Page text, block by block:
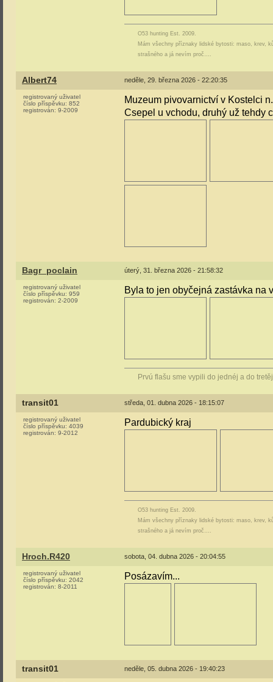
O53 hunting Est. 2009.
Mám všechny příznaky lidské bytosti: maso, krev,
strašného a já nevím proč….
Albert74 neděle, 29. března 2026 - 22:20:35
registrovaný uživatel
číslo příspěvku: 852
registrován: 9-2009
Muzeum pivovarnictví v Kostelci
Csepel u vchodu, druhý už tehdy
Bagr_poclain úterý, 31. března 2026 - 21:58:32
registrovaný uživatel
číslo příspěvku: 959
registrován: 2-2009
Byla to jen obyčejná zastávka na
Prvú flašu sme vypili do jednéj a do
transit01 středa, 01. dubna 2026 - 18:15:07
registrovaný uživatel
číslo příspěvku: 4039
registrován: 9-2012
Pardubický kraj
O53 hunting Est. 2009.
Mám všechny příznaky lidské bytosti: maso, krev,
strašného a já nevím proč….
Hroch.R420 sobota, 04. dubna 2026 - 20:04:55
registrovaný uživatel
číslo příspěvku: 2042
registrován: 8-2011
Posázavím...
transit01 neděle, 05. dubna 2026 - 19:40:23